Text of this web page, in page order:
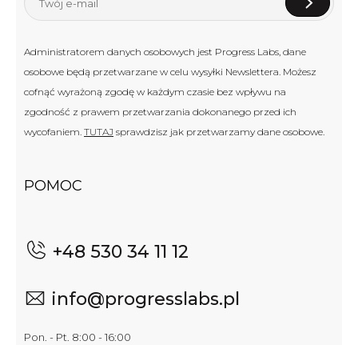
POMOC
+48 530 34 11 12
info@progresslabs.pl
Pon. - Pt. 8:00 - 16:00
Administratorem danych osobowych jest Progress Labs, dane
osobowe będą przetwarzane w celu wysyłki Newslettera. Możesz
cofnąć wyrażoną zgodę w każdym czasie bez wpływu na
zgodność z prawem przetwarzania dokonanego przed ich
wycofaniem. TUTAJ sprawdzisz jak przetwarzamy dane osobowe.